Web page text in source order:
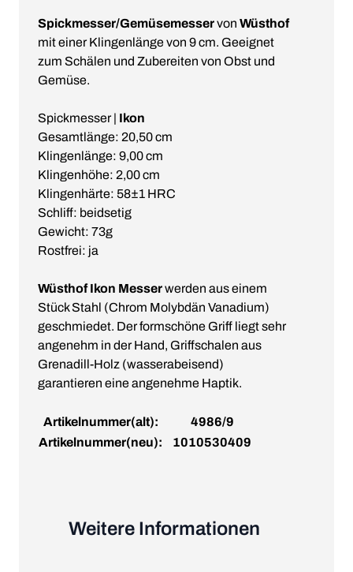
Spickmesser/Gemüsemesservon Wüsthof
mit einer Klingenlänge von 9 cm. Geeignet
zum Schälen und Zubereiten von Obst und
Gemüse.
Spickmesser | Ikon
Gesamtlänge: 20,50 cm
Klingenlänge: 9,00 cm
Klingenhöhe: 2,00 cm
Klingenhärte: 58±1 HRC
Schliff: beidsetig
Gewicht: 73g
Rostfrei: ja
Wüsthof Ikon Messerwerden aus einem
Stück Stahl (Chrom Molybdän Vanadium)
geschmiedet. Der formschöne Griff liegt sehr
angenehm in der Hand, Griffschalen aus
Grenadill-Holz (wasserabeisend)
garantieren eine angenehme Haptik.
Artikelnummer(alt):
4986/9
Artikelnummer(neu):
1010530409
Weitere Informationen